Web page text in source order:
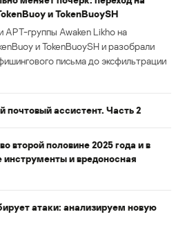
и TokenBuoySH
APT-группы Awaken Likho на
и TokenBuoySH и разобрали
письма до эксфильтрации
ассистент. Часть 2
второй половине 2025 года и в
инструменты и вредоносная
атаки: анализируем новую